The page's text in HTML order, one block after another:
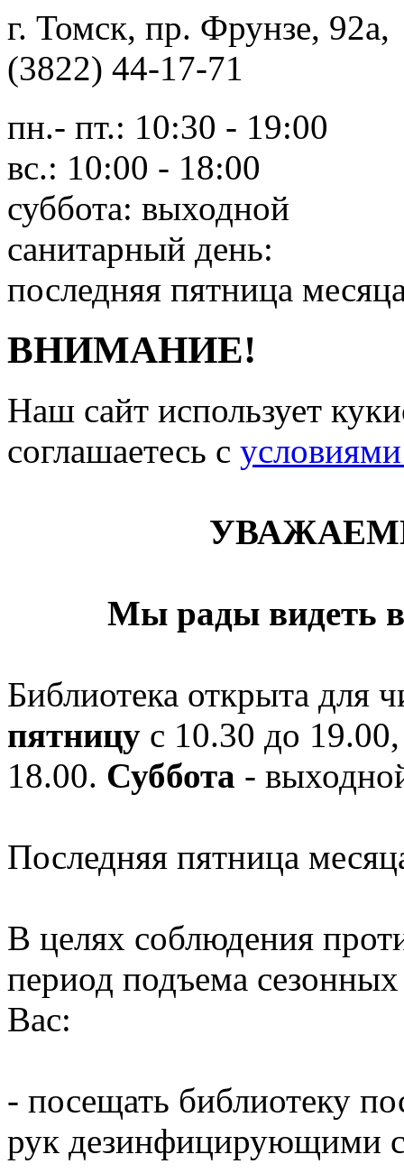
г. Томск, пр. Фрунзе,
(3822) 44-17-71
пн.- пт.: 10:30 - 19:00
вс.: 10:00 - 18:00
суббота: выходной
санитарный день:
последняя пятница
ВНИМАНИЕ!
Наш сайт использует
соглашаетесь c
Мы рады видеть
Библиотека открыта для
пятницу с 10.30 до
18.00. Суббота -
Последняя пятница
В целях соблюдения
период подъема
Вас:
- посещать библиотеку
рук дезинфицирующими